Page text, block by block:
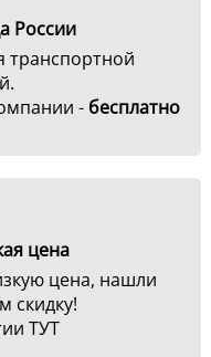
России
транспортной
- бесплатно
цена
цена, нашли
скидку!
ТУТ